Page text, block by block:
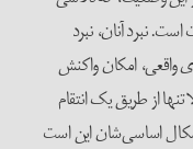
نبرد آنان، نبرد
واقعی، امکان واکنش
از طریق یک انتقام
اساسی‌شان این است